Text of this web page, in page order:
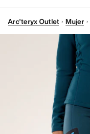
MUJERE
HOMBRE
Arc'teryx Outlet Mujer